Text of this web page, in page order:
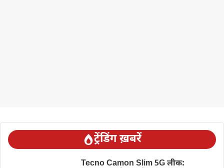
ट्रेंडिंग ख़बरें
Tecno Camon Slim 5G लीक: